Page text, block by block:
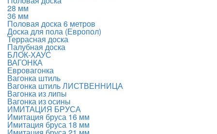
28 мм
36 мм
Половая доска 6 метров
Доска для пола (Европол)
Террасная доска
Палубная доска
БЛОК-ХАУС
ВАГОНКА
Евровагонка
Вагонка штиль
Вагонка штиль ЛИСТВЕННИЦА
Вагонка из липы
Вагонка из осины
ИМИТАЦИЯ БРУСА
Имитация бруса 16 мм
Имитация бруса 18 мм